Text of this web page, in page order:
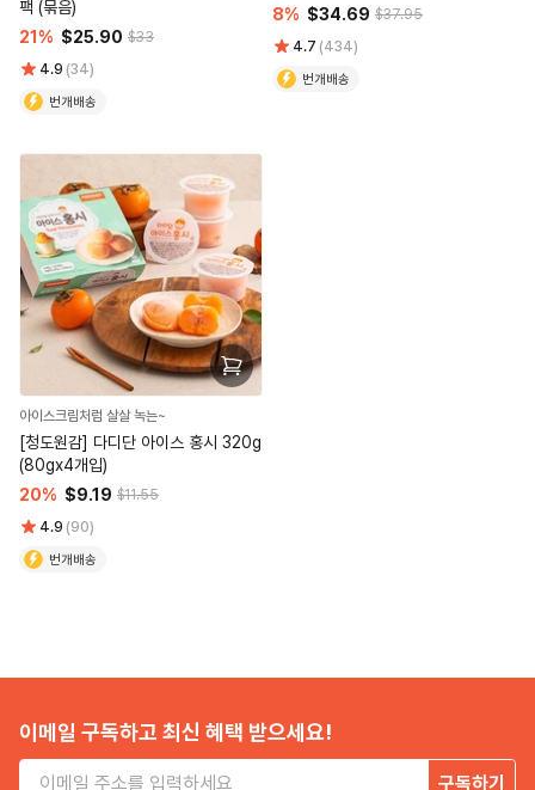
팩 (묶음)
21% $25.90 $33
4.9 (34)
번개배송
8% $34.69 $37.95
4.7 (434)
번개배송
아이스크림처럼 살살 녹는~
[청도원감] 다디단 아이스 홍시 320g
(80gx4개입)
20% $9.19 $11.55
4.9 (90)
번개배송
이메일 구독하고 최신 혜택 받으세요!
구독하기